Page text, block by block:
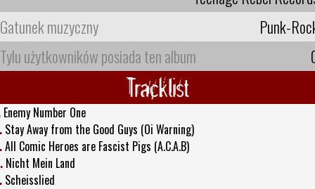
Gatunek muzyczny
Punk-
Tylu użytkowników posiada ten album
Tracklist
Enemy Number One
Stay Away from the Good Guys (Oi Warning)
All Comic Heroes are Fascist Pigs (A.C.A.B)
Nicht Mein Land
Scheisslied